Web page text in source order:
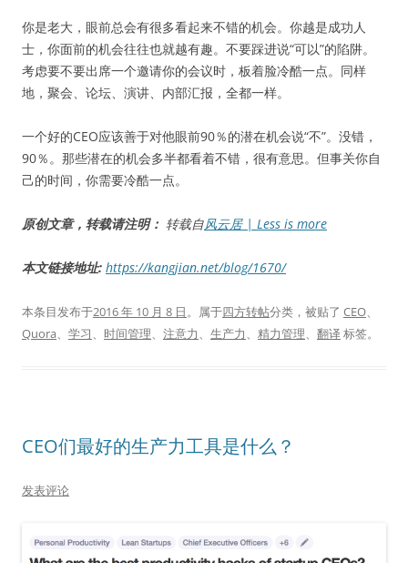
你是老大，眼前总会有很多看起来不错的机会。你越是成功人
士，你面前的机会往往也就越有趣。不要踩进说“可以”的陷阱。
考虑要不要出席一个邀请你的会议时，板着脸冷酷一点。同样
地，聚会、论坛、演讲、内部汇报，全都一样。
一个好的CEO应该善于对他眼前90％的潜在机会说“不”。没错，
90％。那些潜在的机会多半都看着不错，很有意思。但事关你自
己的时间，你需要冷酷一点。
原创文章，转载请注明： 转载自风云居 | Less is more
本文链接地址: https://kangjian.net/blog/1670/
本条目发布于2016 年 10 月 8 日。属于四方转帖分类，被贴了 CEO、
Quora、 学习、 时间管理、 注意力、 生产力、 精力管理、 翻译 标签。
CEO们最好的生产力工具是什么？
发表评论